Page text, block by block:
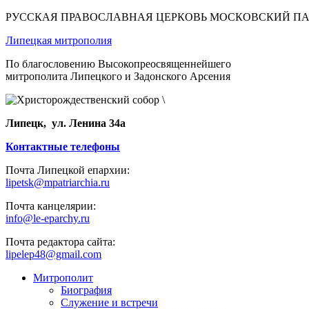
РУССКАЯ ПРАВОСЛАВНАЯ ЦЕРКОВЬ МОСКОВСКИЙ
Липецкая митрополия
По благословению Высокопреосвященнейшего
митрополита Липецкого и Задонского Арсения
Липецк, ул. Ленина 34а
Контактные телефоны
Почта Липецкой епархии:
lipetsk@mpatriarchia.ru
Почта канцелярии:
info@le-eparchy.ru
Почта редактора сайта:
lipelep48@gmail.com
Митрополит
Биография
Служение и встречи